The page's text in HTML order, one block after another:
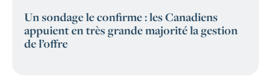
Un sondage le confirme : les Canadiens
appuient en très grande majorité la gestion
de l’offre